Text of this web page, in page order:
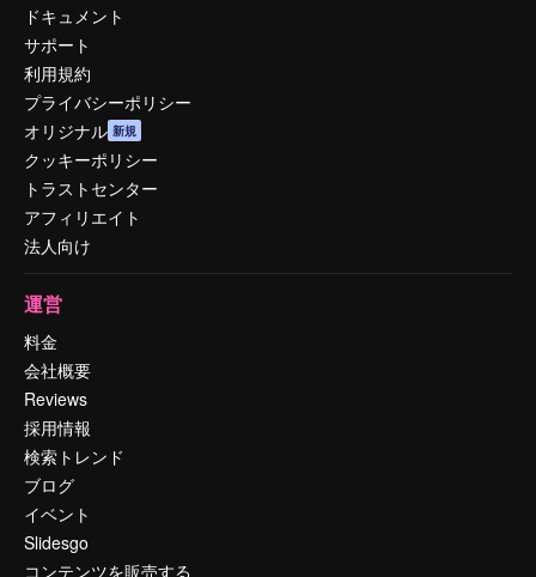
ドキュメント
サポート
利用規約
プライバシーポリシー
オリジナル 新規
クッキーポリシー
トラストセンター
アフィリエイト
法人向け
運営
料金
会社概要
Reviews
採用情報
検索トレンド
ブログ
イベント
Slidesgo
コンテンツを販売する